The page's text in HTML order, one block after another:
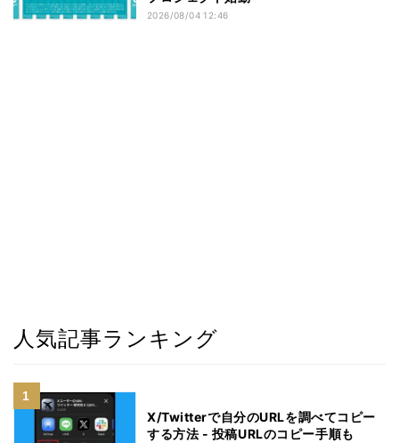
2026/08/04 12:46
人気記事ランキング
X/Twitterで自分のURLを調べてコピー
する方法 - 投稿URLのコピー手順も